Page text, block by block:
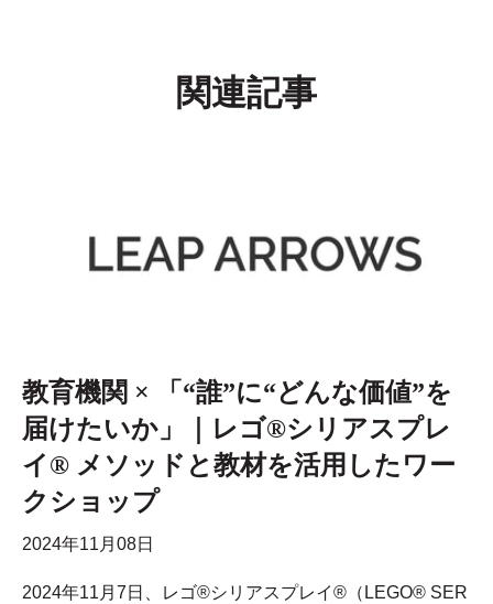
関連記事
教育機関 × 「“誰”に“どんな価値”を
届けたいか」｜レゴ®シリアスプレ
イ® メソッドと教材を活用したワー
クショップ
2024年11月08日
2024年11月7日、レゴ®シリアスプレイ®（LEGO® SER